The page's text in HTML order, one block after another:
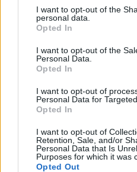
I want to opt-out of the
personal data.
Opted In
I want to opt-out of the
Personal Data.
Opted In
I want to opt-out of
Personal Data for
Opted In
I want to opt-out of
Retention, Sale, and/or
Personal Data that Is
Purposes for which it was
Opted Out
Internacionales
Onomástica. Todos
Semanas
Años Internacionales
Eventos
Los mejores canales
nuestra audiencia.
Crea una cuenta
quieras